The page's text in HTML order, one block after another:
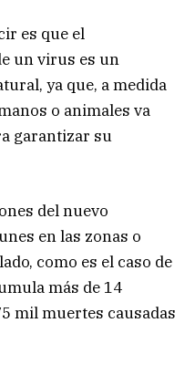
es que el
un virus es un
ya que, a medida
o animales va
garantizar su
del nuevo
en las zonas o
como es el caso de
más de 14
mil muertes causadas